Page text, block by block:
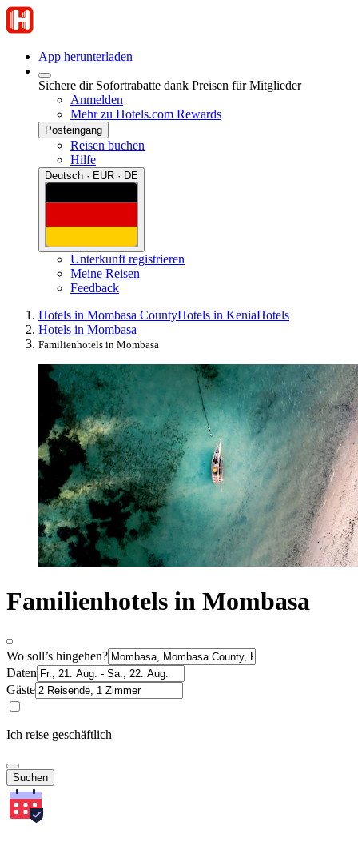
App herunterladen
Sichere dir Sofortrabatte dank Preisen für Mitglieder
Anmelden
Mehr zu Hotels.com Rewards
Posteingang
Reisen buchen
Hilfe
Deutsch · EUR · DE
Unterkunft registrieren
Meine Reisen
Feedback
Hotels in Mombasa CountyHotels in KeniaHotels
Hotels in Mombasa
Familienhotels in Mombasa
Familienhotels in Mombasa
Wo soll’s hingehen?
Daten
Gäste
Ich reise geschäftlich
Suchen